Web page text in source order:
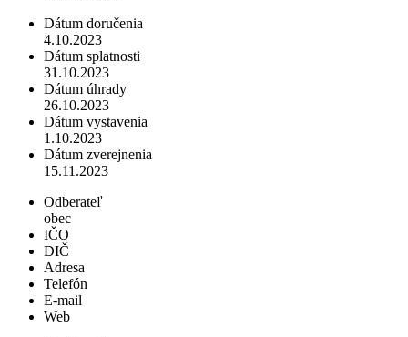
Dátum doručenia
4.10.2023
Dátum splatnosti
31.10.2023
Dátum úhrady
26.10.2023
Dátum vystavenia
1.10.2023
Dátum zverejnenia
15.11.2023
Odberateľ
obec
IČO
DIČ
Adresa
Telefón
E-mail
Web